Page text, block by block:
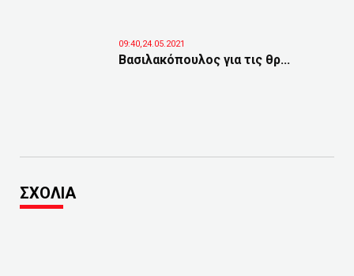
09:40,24.05.2021
Βασιλακόπουλος για τις θρ...
ΣΧΟΛΙΑ